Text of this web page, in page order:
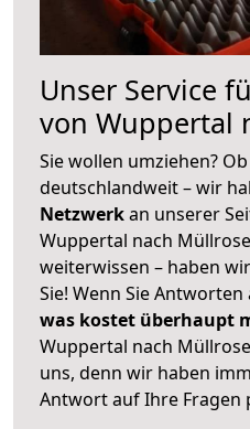
Unser Service
von Wuppertal
Sie wollen umziehen?
deutschlandweit – wir
Netzwerkan unserer
Wuppertal nach
weiterwissen – haben
Sie! Wenn Sie
was kostet überhaupt
Wuppertal nach
uns, denn wir haben
Antwort auf Ihre Fragen